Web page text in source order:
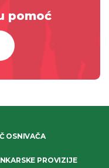
pomoć
OSNIVAČA
PROVIZIJE